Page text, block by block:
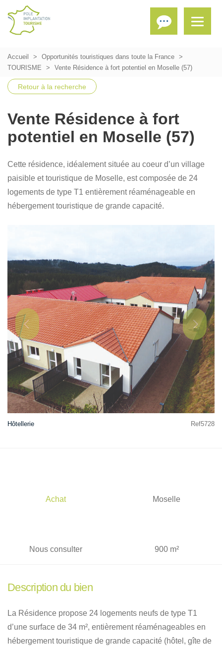
Accueil
Opportunités touristiques dans toute la France
TOURISME
Vente Résidence à fort potentiel en Moselle (57)
Retour à la recherche
Vente Résidence à fort
potentiel en Moselle (57)
Cette résidence, idéalement située au coeur d’un village
paisible et touristique de Moselle, est composée de 24
logements de type T1 entièrement réaménageable en
hébergement touristique de grande capacité.
Hôtellerie Ref5728
Achat Moselle
Nous consulter 900 m²
Description du bien
La Résidence propose 24 logements neufs de type T1
d’une surface de 34 m², entièrement réaménageables en
hébergement touristique de grande capacité (hôtel, gîte de